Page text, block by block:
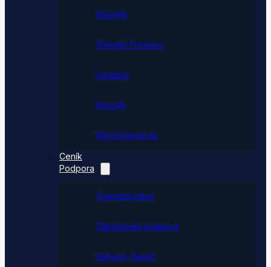
Shoptet
Shoptet Premium
Upgates
Shopify
WooCommerce
Ceník
Podpora
Znalostní báze
Zákaznická podpora
Dativery Agent